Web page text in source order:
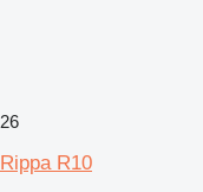
26
Rippa R10